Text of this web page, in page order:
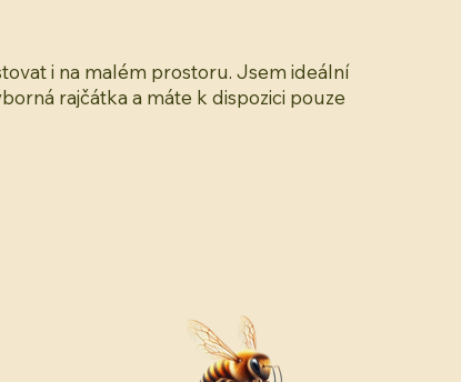
i na malém prostoru. Jsem ideální
rajčátka a máte k dispozici pouze